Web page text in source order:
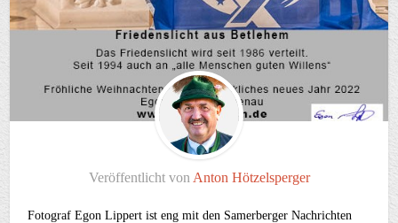
Veröffentlicht von Anton Hötzelsperger
Fotograf Egon Lippert ist eng mit den Samerberger Nachrichten